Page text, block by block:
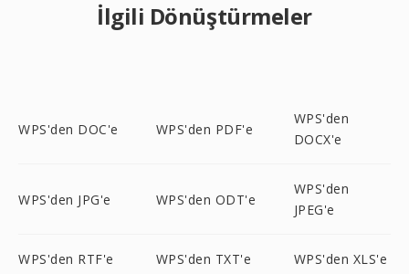
İlgili Dönüştürmeler
WPS'den DOC'e WPS'den PDF'e
WPS'den
DOCX'e
WPS'den JPG'e WPS'den ODT'e
WPS'den
JPEG'e
WPS'den RTF'e WPS'den TXT'e WPS'den XLS'e